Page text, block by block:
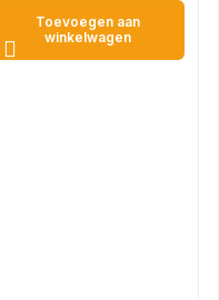
Toevoegen aan
winkelwagen